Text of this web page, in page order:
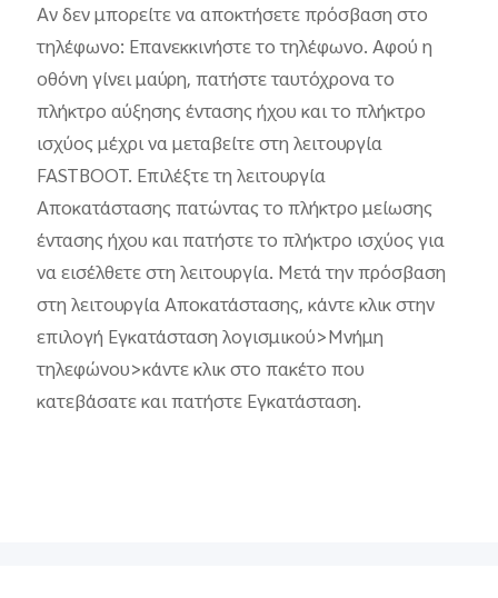
Αν δεν μπορείτε να αποκτήσετε πρόσβαση στο
τηλέφωνο: Επανεκκινήστε το τηλέφωνο. Αφού η
οθόνη γίνει μαύρη, πατήστε ταυτόχρονα το
πλήκτρο αύξησης έντασης ήχου και το πλήκτρο
ισχύος μέχρι να μεταβείτε στη λειτουργία
FASTBOOT. Επιλέξτε τη λειτουργία
Αποκατάστασης πατώντας το πλήκτρο μείωσης
έντασης ήχου και πατήστε το πλήκτρο ισχύος για
να εισέλθετε στη λειτουργία. Μετά την πρόσβαση
στη λειτουργία Αποκατάστασης, κάντε κλικ στην
επιλογή Εγκατάσταση λογισμικού>Μνήμη
τηλεφώνου>κάντε κλικ στο πακέτο που
κατεβάσατε και πατήστε Εγκατάσταση.